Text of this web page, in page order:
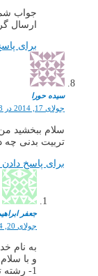
جواب
ارسال
برای
سیده حورا
جولای 17, 2014 در 11:18
سلام ببخشید
تربیت بدنی چه
برای پاسخ دادن
جعفر
جولای 20, 2014 در 11:18
به نام خدا
و با سلام
1-